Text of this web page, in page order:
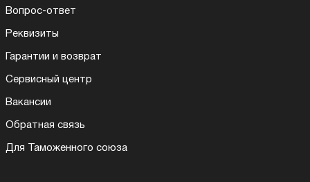
Вопрос-ответ
Реквизиты
Гарантии и возврат
Сервисный центр
Вакансии
Обратная связь
Для Таможенного союза